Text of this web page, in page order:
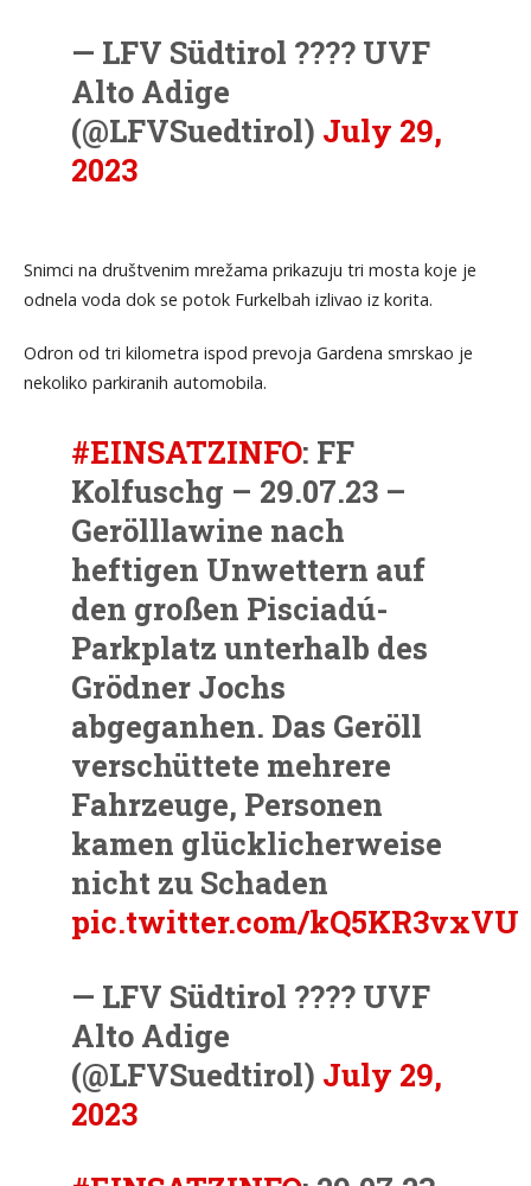
— LFV Südtirol ???? UVF
Alto Adige
(@LFVSuedtirol) July 29,
2023
Snimci na društvenim mrežama prikazuju tri mosta koje je
odnela voda dok se potok Furkelbah izlivao iz korita.
Odron od tri kilometra ispod prevoja Gardena smrskao je
nekoliko parkiranih automobila.
#EINSATZINFO: FF
Kolfuschg – 29.07.23 –
Gerölllawine nach
heftigen Unwettern auf
den großen Pisciadú-
Parkplatz unterhalb des
Grödner Jochs
abgeganhen. Das Geröll
verschüttete mehrere
Fahrzeuge, Personen
kamen glücklicherweise
nicht zu Schaden
pic.twitter.com/kQ5KR3vxVU
— LFV Südtirol ???? UVF
Alto Adige
(@LFVSuedtirol) July 29,
2023